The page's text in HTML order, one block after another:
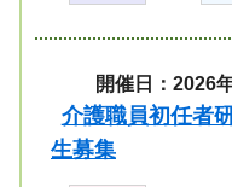
開催日：2026
介護職員初任者
生募集